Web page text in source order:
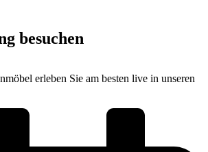
besuchen
erleben Sie am besten live in unseren